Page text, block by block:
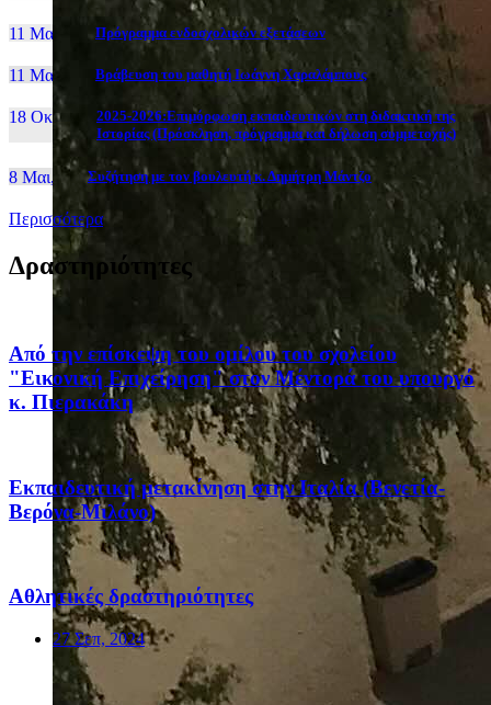
11 Μαι, 26 Πρόγραμμα ενδοσχολικών εξετάσεων
11 Μαι, 26 Βράβευση του μαθητή Ιωάννη Χαραλάμπους
18 Οκτ, 25
2025-2026:Επιμόρφωση εκπαιδευτικών στη διδακτική της
Ιστορίας (Πρόσκληση, πρόγραμμα και δήλωση συμμετοχής)
8 Μαι, 26 Συζήτηση με τον βουλευτή κ. Δημήτρη Μάντζο
Περισσότερα
Δραστηριότητες
Από την επίσκεψη του ομίλου του σχολείου
"Εικονική Επιχείρηση" στον Μέντορά του υπουργό
κ. Πιερακάκη
Eκπαιδευτική μετακίνηση στην Ιταλία (Βενετία-
Βερόνα-Μιλάνο)
Αθλητικές δραστηριότητες
27 Σεπ, 2024